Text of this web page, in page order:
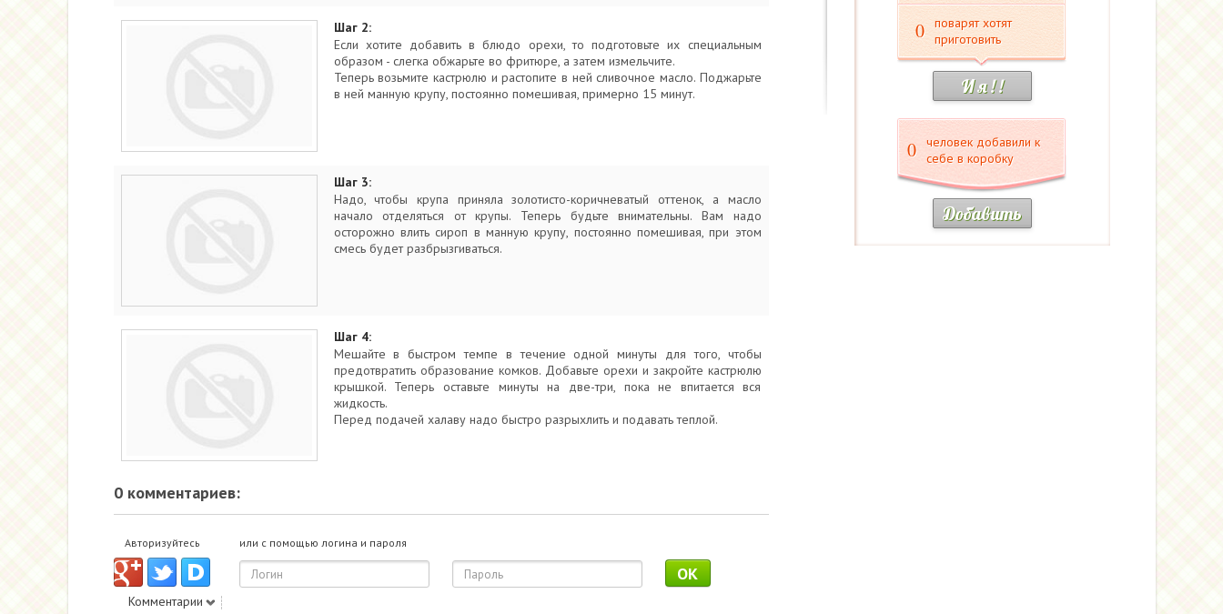
Шаг 2:
Если хотите добавить в блюдо орехи, то подготовьте их специальным
образом - слегка обжарьте во фритюре, а затем измельчите.
Теперь возьмите кастрюлю и растопите в ней сливочное масло. Поджарьте
в ней манную крупу, постоянно помешивая, примерно 15 минут.
Шаг 3:
Надо, чтобы крупа приняла золотисто-коричневатый оттенок, а масло
начало отделяться от крупы. Теперь будьте внимательны. Вам надо
осторожно влить сироп в манную крупу, постоянно помешивая, при этом
смесь будет разбрызгиваться.
Шаг 4:
Мешайте в быстром темпе в течение одной минуты для того, чтобы
предотвратить образование комков. Добавьте орехи и закройте кастрюлю
крышкой. Теперь оставьте минуты на две-три, пока не впитается вся
жидкость.
Перед подачей халаву надо быстро разрыхлить и подавать теплой.
0 комментариев:
Авторизуйтесь или с помощью логина и пароля
OK
Комментарии
0
поварят хотят
приготовить
И я ! !
0
человек добавили к
себе в коробку
Добавить